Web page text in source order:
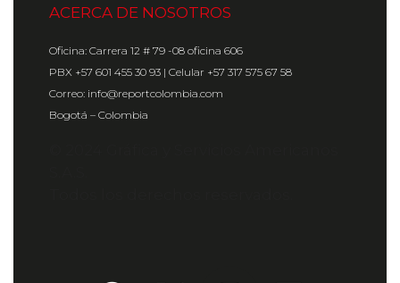
ACERCA DE NOSOTROS
Oficina: Carrera 12 # 79 -08 oficina 606
PBX +57 601 455 30 93 | Celular +57 317 575 67 58
Correo: info@reportcolombia.com
Bogotá – Colombia